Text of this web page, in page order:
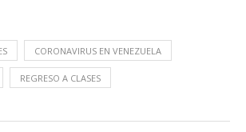
(Se
en
una
ventana
nueva)
(Se
abre
en
una
ventana
nueva)
CORONAVIRUS EN VENEZUELA
REGRESO A CLASES